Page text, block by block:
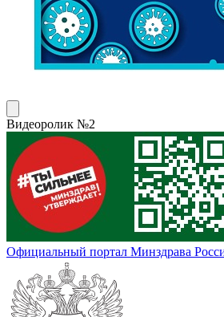
Видеоролик №2
Официальный портал Минздрава